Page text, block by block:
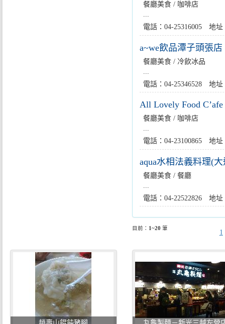
餐廳美食 / 咖啡店
...
電話：04-25316005 地
a~we飲品潭子頭張
餐廳美食 / 冷飲冰品
電話：04-25346528 地
All Lovely Food C’afe
餐廳美食 / 咖啡店
...
電話：04-23100865 地
aqua水相法義料理(
餐廳美食 / 餐廳
電話：04-22522826 地
目前： 1~20 筆
1